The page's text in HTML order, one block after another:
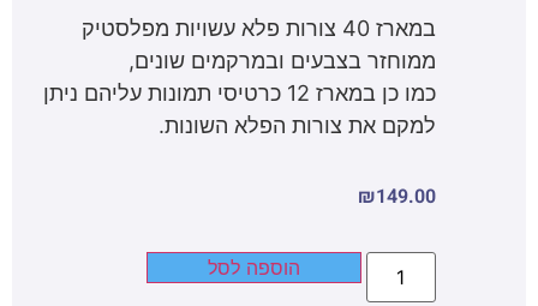
במארז 40 צורות פלא עשויות מפלסטיק
ממוחזר בצבעים ובמרקמים שונים,
כמו כן במארז 12 כרטיסי תמונות עליהם ניתן
למקם את צורות הפלא השונות.
₪149.00
הוספה לסל